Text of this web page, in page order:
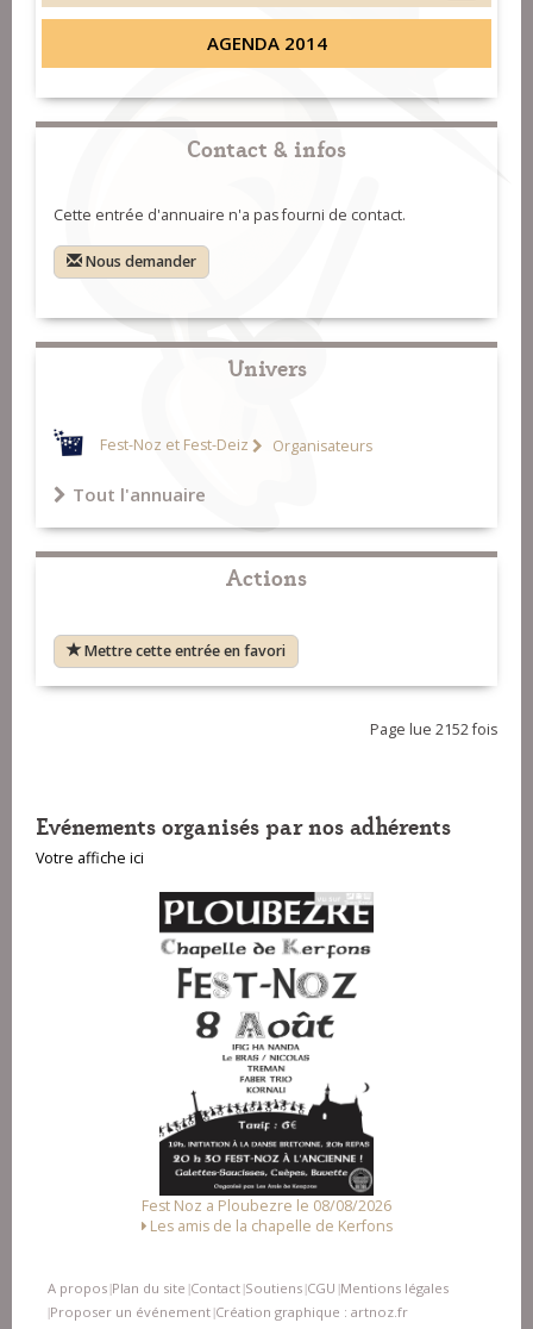
AGENDA 2014
Contact & infos
Cette entrée d'annuaire n'a pas fourni de contact.
Nous demander
Univers
Fest-Noz et Fest-Deiz Organisateurs
Tout l'annuaire
Actions
Mettre cette entrée en favori
Page lue 2152 fois
Evénements organisés par nos adhérents
Votre affiche ici
Fest Noz a Ploubezre le 08/08/2026
Les amis de la chapelle de Kerfons
A propos Plan du site Contact Soutiens CGU Mentions légales
Proposer un événement Création graphique : artnoz.fr